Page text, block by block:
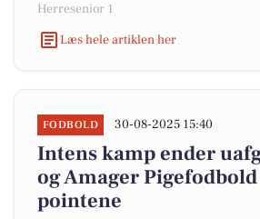
Herresenior 1
Læs hele artiklen her
FODBOLD 30-08-2025 15:40
Intens kamp ender
og Amager
pointene